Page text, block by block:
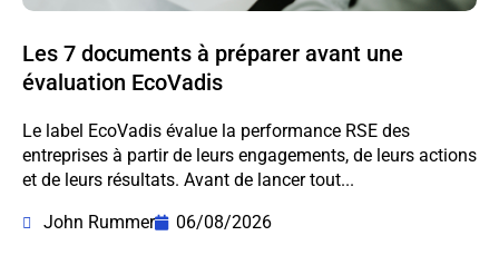
Les 7 documents à préparer avant une
évaluation EcoVadis
Le label EcoVadis évalue la performance RSE des
entreprises à partir de leurs engagements, de leurs actions
et de leurs résultats. Avant de lancer tout...
John Rummer
06/08/2026